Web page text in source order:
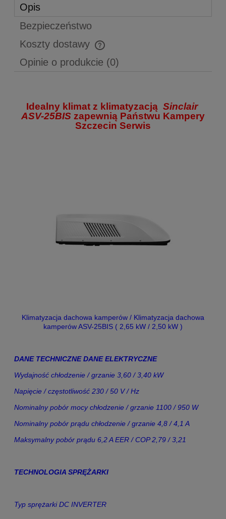
Opis
Bezpieczeństwo
Koszty dostawy
Cena nie zawiera ewentualnych kosztów płatności
Opinie o produkcie (0)
Idealny klimat z klimatyzacją Sinclair
ASV-25BIS zapewnią Państwu Kampery
Szczecin Serwis
Klimatyzacja dachowa kamperów / Klimatyzacja dachowa
kamperów ASV-25BIS ( 2,65 kW / 2,50 kW )
DANE TECHNICZNE DANE ELEKTRYCZNE
Wydajność chłodzenie / grzanie 3,60 / 3,40 kW
Napięcie / częstotliwość 230 / 50 V / Hz
Nominalny pobór mocy chłodzenie / grzanie 1100 / 950 W
Nominalny pobór prądu chłodzenie / grzanie 4,8 / 4,1 A
Maksymalny pobór prądu 6,2 A EER / COP 2,79 / 3,21
TECHNOLOGIA SPRĘŻARKI
Typ sprężarkiDC INVERTER